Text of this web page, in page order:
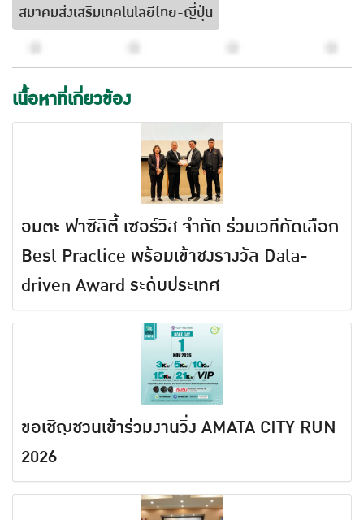
สมาคมส่งเสริมเทคโนโลยีไทย-ญี่ปุ่น
เนื้อหาที่เกี่ยวข้อง
อมตะ ฟาซิลิตี้ เซอร์วิส จำกัด ร่วมเวทีคัดเลือก
Best Practice พร้อมเข้าชิงรางวัล Data-
driven Award ระดับประเทศ
ขอเชิญชวนเข้าร่วมงานวิ่ง AMATA CITY RUN
2026